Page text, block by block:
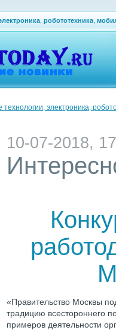
робототехника
электроника,
10-07-2018,
«Правительство Москвы
традицию всестороннего
примеров деятельности